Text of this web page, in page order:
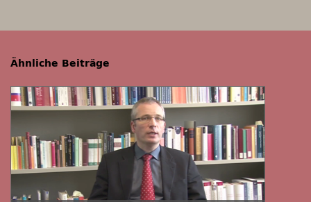
Ähnliche Beiträge